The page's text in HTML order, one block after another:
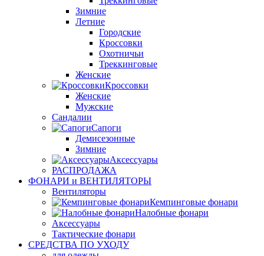
Зимние
Летние
Городские
Кроссовки
Охотничьи
Треккинговые
Женские
Кроссовки
Женские
Мужские
Сандалии
Сапоги
Демисезонные
Зимние
Аксессуары
РАСПРОДАЖА
ФОНАРИ и ВЕНТИЛЯТОРЫ
Вентиляторы
Кемпинговые фонари
Налобные фонари
Аксессуары
Тактические фонари
СРЕДСТВА ПО УХОДУ